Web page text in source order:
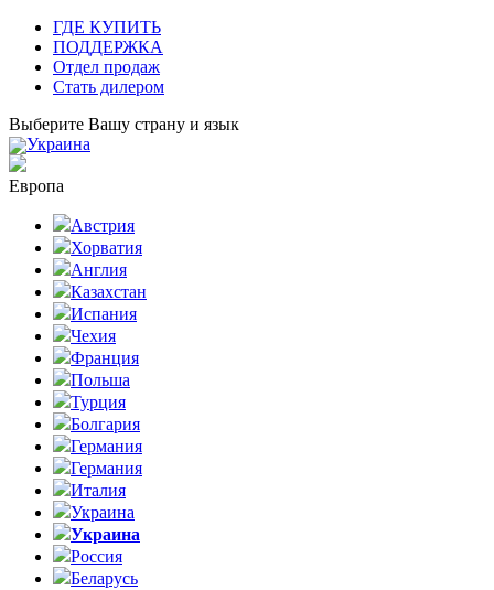
ГДЕ КУПИТЬ
ПОДДЕРЖКА
Отдел продаж
Стать дилером
Выберите Вашу страну и язык
Украина
Европа
Австрия
Хорватия
Англия
Казахстан
Испания
Чехия
Франция
Польша
Турция
Болгария
Германия
Германия
Италия
Украина
Украина
Россия
Беларусь